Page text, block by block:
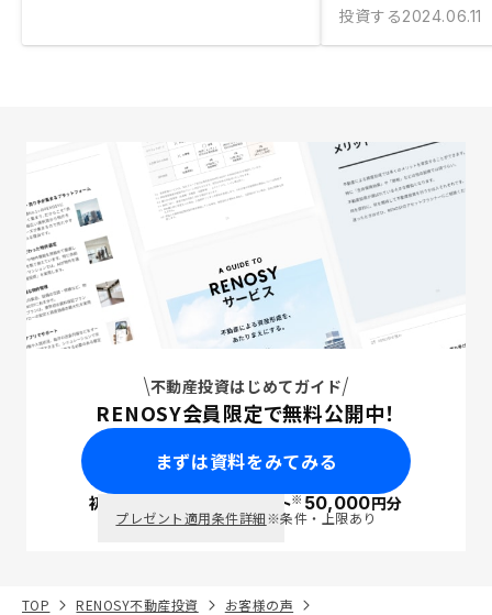
投資する2024.06.11
不動産投資はじめてガイド
RENOSY会員限定で無料公開中！
まずは資料をみてみる
初回面談で ポイント※50,000円分
プレゼント適用条件詳細※条件・上限あり
TOP RENOSY不動産投資
お客様の声